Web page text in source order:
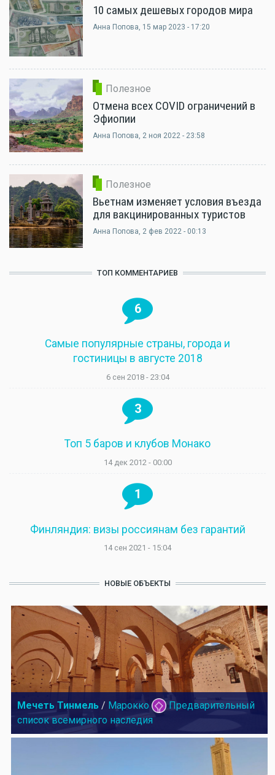
10 самых дешевых городов мира
Анна Попова, 15 мар 2023 - 17:20
Полезное
Отмена всех COVID ограничений в
Эфиопии
Анна Попова, 2 ноя 2022 - 23:58
Полезное
Вьетнам изменяет условия въезда
для вакцинированных туристов
Анна Попова, 2 фев 2022 - 00:13
ТОП КОММЕНТАРИЕВ
6
Самые популярные страны, города и
гостиницы в августе 2018
6 сен 2018 - 23:04
3
Топ 5 баров и клубов Монако
14 дек 2012 - 00:00
1
Финляндия: визы россиянам без гарантий
14 сен 2021 - 15:04
НОВЫЕ ОБЪЕКТЫ
Мечеть Тинмель / Марокко
Предварительный
список всемирного наследия